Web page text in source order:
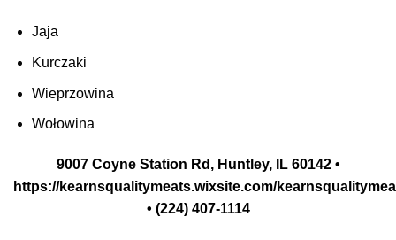
Jaja
Kurczaki
Wieprzowina
Wołowina
9007 Coyne Station Rd, Huntley, IL 60142 •
https://kearnsqualitymeats.wixsite.com/
• (224) 407-1114